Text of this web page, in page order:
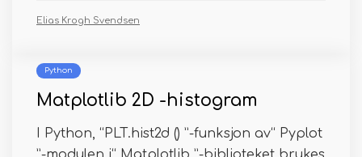
Elias Krogh Svendsen
Python
Matplotlib 2D -histogram
I Python, “PLT.hist2d () ”-funksjon av“ Pyplot